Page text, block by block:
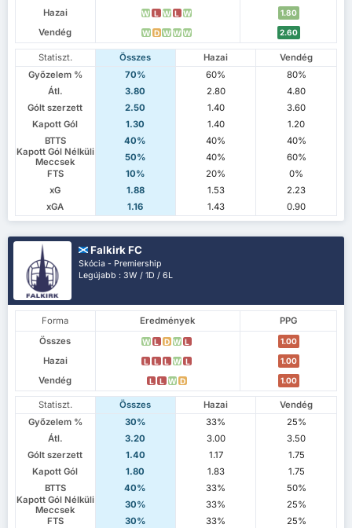
Hazai W L W L W 1.80
Vendég W D W W W 2.60
Statiszt. Összes Hazai
Vendég
Győzelem %
70% 60%
80%
Átl.
3.80 2.80
4.80
Gólt szerzett
2.50 1.40
3.60
Kapott Gól
1.30 1.40
1.20
BTTS
40% 40%
40%
Kapott Gól Nélküli
Meccsek
50% 40%
60%
FTS
10% 20%
0%
xG
1.88 1.53
2.23
xGA
1.16 1.43 0.90
Falkirk FC
Skócia - Premiership
Legújabb : 3W / 1D / 6L
Forma Eredmények
PPG
Összes
W L D W L 1.00
Hazai L L L W L 1.00
Vendég L L W D 1.00
Statiszt. Összes Hazai
Vendég
Győzelem %
30% 33%
25%
Átl.
3.20 3.00
3.50
Gólt szerzett
1.40 1.17
1.75
Kapott Gól
1.80 1.83
1.75
BTTS
40% 33%
50%
Kapott Gól Nélküli
Meccsek
30% 33%
25%
FTS
30% 33%
25%